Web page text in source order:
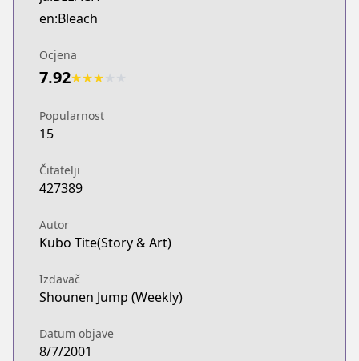
MANGA Plus
en:Bleach
Ocjena
7.92★★★
Popularnost
15
Čitatelji
427389
Autor
Kubo Tite(Story & Art)
Izdavač
Shounen Jump (Weekly)
Datum objave
8/7/2001